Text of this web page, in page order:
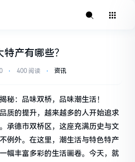
产有哪些？
⋅ 400 阅读 ⋅ 资讯
秘：品味双桥，品味潮生活！
质的提升，越来越多的人开始追求
承德市双桥区，这座充满历史与文
例外。在这里，潮生活与特色特产
幅丰富多彩的生活画卷。今天，就